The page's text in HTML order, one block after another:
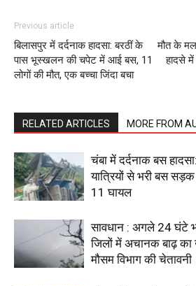
Previous article
बिलासपुर में दर्दनाक हादसा: बरठीं के
पास भूस्खलन की चपेट में आई बस, 11
लोगों की मौत, एक बच्चा जिंदा बचा
मौत के
हादसे में
RELATED ARTICLES MORE FROM
चंबा में दर्दनाक बस
यात्रियों से भरी बस
11 घायल
सावधान : अगले 24 घंटे
जिलों में अचानक बाढ़ का
मौसम विभाग की चेतावनी